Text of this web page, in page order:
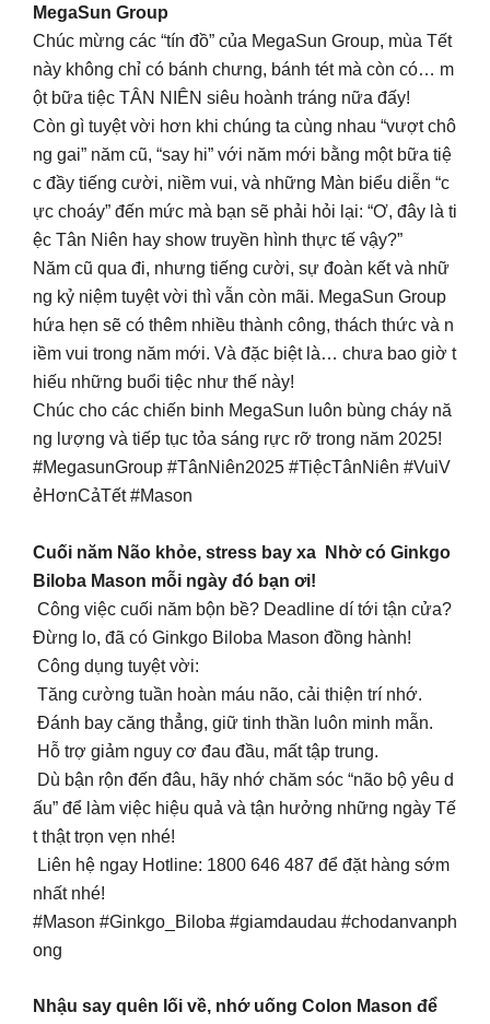
MegaSun Group
Chúc mừng các “tín đồ” của MegaSun Group, mùa Tết
này không chỉ có bánh chưng, bánh tét mà còn có… m
ột bữa tiệc TÂN NIÊN siêu hoành tráng nữa đấy!
Còn gì tuyệt vời hơn khi chúng ta cùng nhau “vượt chô
ng gai” năm cũ, “say hi” với năm mới bằng một bữa tiệ
c đầy tiếng cười, niềm vui, và những Màn biểu diễn “c
ực choáy” đến mức mà bạn sẽ phải hỏi lại: “Ơ, đây là ti
ệc Tân Niên hay show truyền hình thực tế vậy?”
Năm cũ qua đi, nhưng tiếng cười, sự đoàn kết và nhữ
ng kỷ niệm tuyệt vời thì vẫn còn mãi. MegaSun Group
hứa hẹn sẽ có thêm nhiều thành công, thách thức và n
iềm vui trong năm mới. Và đặc biệt là… chưa bao giờ t
hiếu những buổi tiệc như thế này!
Chúc cho các chiến binh MegaSun luôn bùng cháy nă
ng lượng và tiếp tục tỏa sáng rực rỡ trong năm 2025!
#MegasunGroup #TânNiên2025 #TiệcTânNiên #VuiV
ẻHơnCảTết #Mason
Cuối năm Não khỏe, stress bay xa Nhờ có Ginkgo
Biloba Mason mỗi ngày đó bạn ơi!
Công việc cuối năm bộn bề? Deadline dí tới tận cửa?
Đừng lo, đã có Ginkgo Biloba Mason đồng hành!
Công dụng tuyệt vời:
Tăng cường tuần hoàn máu não, cải thiện trí nhớ.
Đánh bay căng thẳng, giữ tinh thần luôn minh mẫn.
Hỗ trợ giảm nguy cơ đau đầu, mất tập trung.
Dù bận rộn đến đâu, hãy nhớ chăm sóc “não bộ yêu d
ấu” để làm việc hiệu quả và tận hưởng những ngày Tế
t thật trọn vẹn nhé!
Liên hệ ngay Hotline: 1800 646 487 để đặt hàng sớm
nhất nhé!
#Mason #Ginkgo_Biloba #giamdaudau #chodanvanph
ong
Nhậu say quên lối về, nhớ uống Colon Mason để